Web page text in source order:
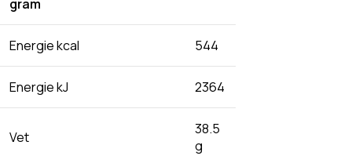
gram
Energie kcal 544
Energie kJ 2364
Vet
38.5
g